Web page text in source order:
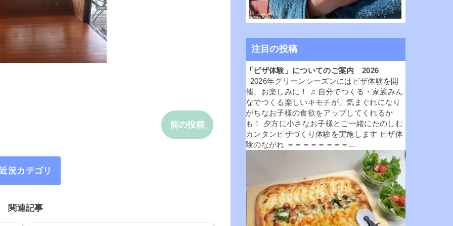
前の投稿
況カテゴリ
関連記事
注目の投稿
「ピザ体験」についてのご案内 2026
2026年グリーンシーズンにはピザ体験を開
催、お楽しみに！ ♫ 自分でつくる・家族みん
なでつくる楽しいキモチが、気まぐれになり
がちなお子様の食欲をアップしてくれるか
も！ 夕方に小さなお子様とご一緒にたのしむ
カンタンピザづくり体験を実施します ピザ体
験のながれ ＝＝＝＝＝＝＝＝...